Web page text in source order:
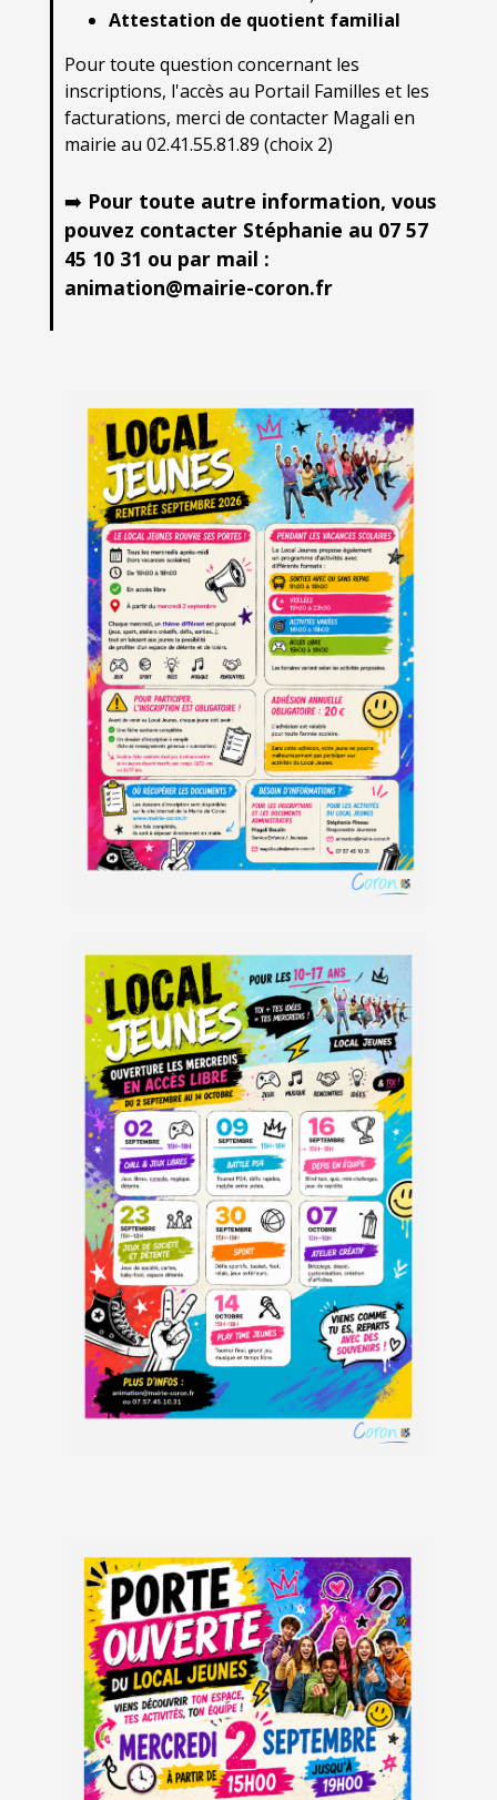
Attestation de quotient familial
Pour toute question concernant les
inscriptions, l'accès au Portail Familles et les
facturations, merci de contacter Magali en
mairie au 02.41.55.81.89 (choix 2)
➡️ Pour toute autre information, vous
pouvez contacter Stéphanie au 07 57
45 10 31 ou par mail :
animation@mairie-coron.fr